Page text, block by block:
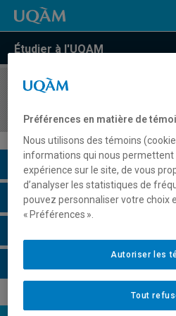
Étudier à l'UQAM
COURS//
Description du cours
Horaire - Été 2026
Préférences en matière de
Nous utilisons des témoins
informations qui nous permettent
expérience sur le site, de vous
d’analyser les statistiques de
pouvez personnaliser votre choix
« Préférences ».
Tout
Autoriser les